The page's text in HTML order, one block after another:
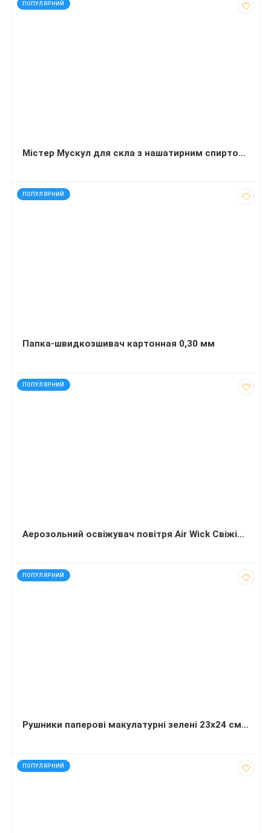
ПОПУЛЯРНИЙ
Містер Мускул для скла з нашатирним спиртом змінна пляшка 500 мл
ПОПУЛЯРНИЙ
код: 927299
Папка-швидкозшивач картонная 0,30 мм
ПОПУЛЯРНИЙ
код: 60036
Аерозольний освіжувач повітря Air Wick Свіжість водоспаду 240 мілілітрів
ПОПУЛЯРНИЙ
код: 32102
Рушники паперові макулатурні зелені 23х24 см Економ V-складка 160 штук
ПОПУЛЯРНИЙ
код: 92417